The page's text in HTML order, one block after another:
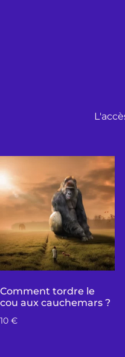
Comment tordre le
cou aux cauchemars ?
10 €